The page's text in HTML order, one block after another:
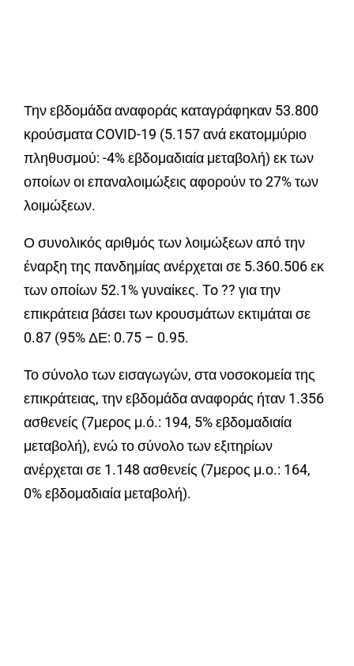
Την εβδομάδα αναφοράς καταγράφηκαν 53.800
κρούσματα COVID-19 (5.157 ανά εκατoμμύριο
πληθυσμού: -4% εβδομαδιαία μεταβολή) εκ των
οποίων οι επαναλοιμώξεις αφορούν το 27% των
λοιμώξεων.
Ο συνολικός αριθμός των λοιμώξεων από την
έναρξη της πανδημίας ανέρχεται σε 5.360.506 εκ
των οποίων 52.1% γυναίκες. To ?? για την
επικράτεια βάσει των κρουσμάτων εκτιμάται σε
0.87 (95% ΔΕ: 0.75 – 0.95.
Το σύνολο των εισαγωγών, στα νοσοκομεία της
επικράτειας, την εβδομάδα αναφοράς ήταν 1.356
ασθενείς (7μερος μ.ό.: 194, 5% εβδομαδιαία
μεταβολή), ενώ το σύνολο των εξιτηρίων
ανέρχεται σε 1.148 ασθενείς (7μερος μ.ο.: 164,
0% εβδομαδιαία μεταβολή).